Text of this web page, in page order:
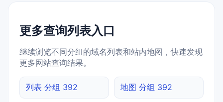
更多查询列表入口
继续浏览不同分组的域名列表和站内地图，快速发现
更多网站查询结果。
列表 分组 392 地图 分组 392